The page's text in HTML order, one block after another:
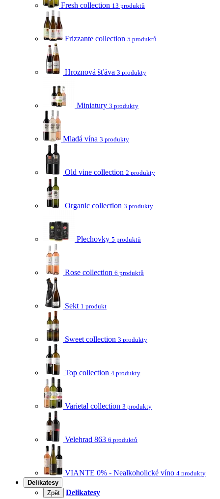
Fresh collection 13 produktů
Frizzante collection 5 produktů
Hroznová šťáva 3 produkty
Miniatury 3 produkty
Mladá vína 3 produkty
Old vine collection 2 produkty
Organic collection 3 produkty
Plechovky 5 produktů
Rose collection 6 produktů
Sekt 1 produkt
Sweet collection 3 produkty
Top collection 4 produkty
Varietal collection 3 produkty
Velehrad 863 6 produktů
VIANTE 0% - Nealkoholické víno 4 produkty
Delikatesy
Zpět
Delikatesy